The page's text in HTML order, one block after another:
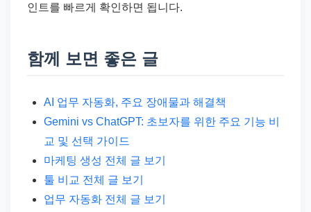
인트를 빠르게 확인하면 됩니다.
함께 보면 좋은 글
AI 업무 자동화, 주요 장애물과 해결책
Gemini vs ChatGPT: 초보자를 위한 주요 기능 비
교 및 선택 가이드
마케팅 생성 전체 글 보기
툴 비교 전체 글 보기
업무 자동화 전체 글 보기